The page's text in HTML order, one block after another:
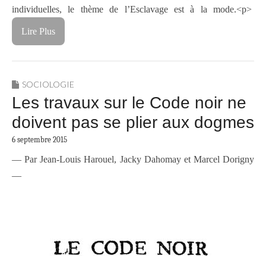
individuelles, le thème de l’Esclavage est à la mode.<p>
Lire Plus
SOCIOLOGIE
Les travaux sur le Code noir ne
doivent pas se plier aux dogmes
6 septembre 2015
— Par Jean-Louis Harouel, Jacky Dahomay et Marcel Dorigny
—